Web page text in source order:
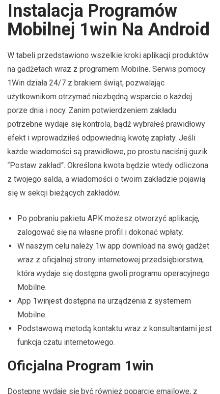
Instalacja Programów
Mobilnej 1win Na Android
W tabeli przedstawiono wszelkie kroki aplikacji produktów
na gadżetach wraz z programem Mobilne. Serwis pomocy
1Win działa 24/7 z brakiem świąt, pozwalając
użytkownikom otrzymać niezbędną wsparcie o każdej
porze dnia i nocy. Zanim potwierdzeniem zakładu
potrzebne wydaje się kontrola, bądź wybrałeś prawidłowy
efekt i wprowadziłeś odpowiednią kwotę zapłaty. Jeśli
każde wiadomości są prawidłowe, po prostu naciśnij guzik
“Postaw zakład”. Określona kwota będzie wtedy odliczona
z twojego salda, a wiadomości o twoim zakładzie pojawią
się w sekcji bieżących zakładów.
Po pobraniu pakietu APK możesz otworzyć aplikację,
zalogować się na własne profil i dokonać wpłaty.
W naszym celu należy 1w app download na swój gadżet
wraz z oficjalnej strony internetowej przedsiębiorstwa,
która wydaje się dostępna gwoli programu operacyjnego
Mobilne.
App 1winjest dostępna na urządzenia z systemem
Mobilne.
Podstawową metodą kontaktu wraz z konsultantami jest
funkcja czatu internetowego.
Oficjalna Program 1win
Dostępne wydaje się być również poparcie emailowe, z